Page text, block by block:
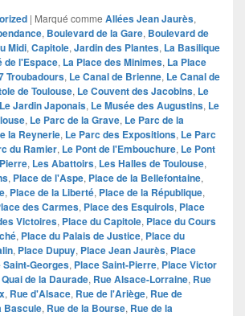
| Marqué comme Allées Jean Jaurès,
, Boulevard de la Gare, Boulevard de
Midi, Capitole, Jardin des Plantes, La Basilique
de l'Espace, La Place des Minimes, La Place
Troubadours, Le Canal de Brienne, Le Canal de
de Toulouse, Le Couvent des Jacobins, Le
Le Jardin Japonais, Le Musée des Augustins, Le
, Le Parc de la Grave, Le Parc de la
la Reynerie, Le Parc des Expositions, Le Parc
du Ramier, Le Pont de l'Embouchure, Le Pont
, Les Abattoirs, Les Halles de Toulouse,
, Place de l'Aspe, Place de la Bellefontaine,
, Place de la Liberté, Place de la République,
des Carmes, Place des Esquirols, Place
Victoires, Place du Capitole, Place du Cours
, Place du Palais de Justice, Place du
, Place Dupuy, Place Jean Jaurès, Place
Saint-Georges, Place Saint-Pierre, Place Victor
Quai de la Daurade, Rue Alsace-Lorraine, Rue
, Rue d'Alsace, Rue de l'Ariège, Rue de
Bascule, Rue de la Bourse, Rue de la